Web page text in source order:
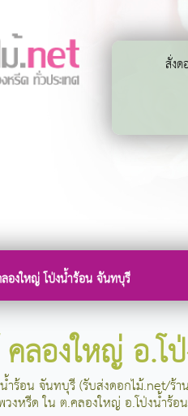
สั่ง
องใหญ่ โป่งน้ำร้อน จันทบุรี
ลองใหญ่ อ.
ำร้อน จันทบุรี (รับส่งดอกไม้.net/ร้
วงหรีด ใน ต.คลองใหญ่ อ.โป่งน้ำร้